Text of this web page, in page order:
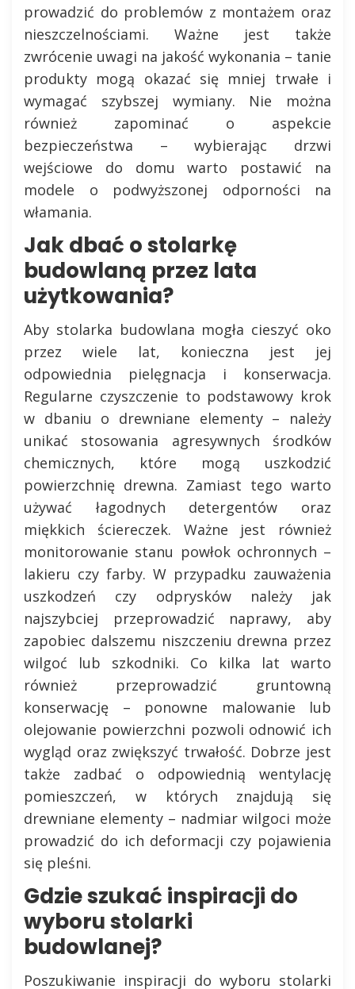
prowadzić do problemów z montażem oraz
nieszczelnościami. Ważne jest także
zwrócenie uwagi na jakość wykonania – tanie
produkty mogą okazać się mniej trwałe i
wymagać szybszej wymiany. Nie można
również zapominać o aspekcie
bezpieczeństwa – wybierając drzwi
wejściowe do domu warto postawić na
modele o podwyższonej odporności na
włamania.
Jak dbać o stolarkę
budowlaną przez lata
użytkowania?
Aby stolarka budowlana mogła cieszyć oko
przez wiele lat, konieczna jest jej
odpowiednia pielęgnacja i konserwacja.
Regularne czyszczenie to podstawowy krok
w dbaniu o drewniane elementy – należy
unikać stosowania agresywnych środków
chemicznych, które mogą uszkodzić
powierzchnię drewna. Zamiast tego warto
używać łagodnych detergentów oraz
miękkich ściereczek. Ważne jest również
monitorowanie stanu powłok ochronnych –
lakieru czy farby. W przypadku zauważenia
uszkodzeń czy odprysków należy jak
najszybciej przeprowadzić naprawy, aby
zapobiec dalszemu niszczeniu drewna przez
wilgoć lub szkodniki. Co kilka lat warto
również przeprowadzić gruntowną
konserwację – ponowne malowanie lub
olejowanie powierzchni pozwoli odnowić ich
wygląd oraz zwiększyć trwałość. Dobrze jest
także zadbać o odpowiednią wentylację
pomieszczeń, w których znajdują się
drewniane elementy – nadmiar wilgoci może
prowadzić do ich deformacji czy pojawienia
się pleśni.
Gdzie szukać inspiracji do
wyboru stolarki
budowlanej?
Poszukiwanie inspiracji do wyboru stolarki